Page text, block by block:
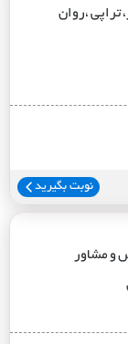
،روان
نوبت بگیرید
و مشاور